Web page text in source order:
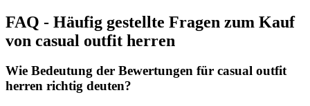
FAQ - Häufig gestellte Fragen zum Kauf
von casual outfit herren
Wie Bedeutung der Bewertungen für casual outfit
herren richtig deuten?